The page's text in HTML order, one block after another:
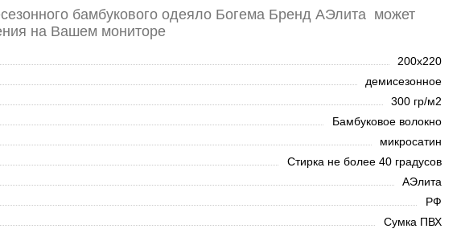
бамбукового одеяло Богема Бренд АЭлита может
на Вашем мониторе
200х220
демисезонное
300 гр/м2
Бамбуковое волокно
микросатин
Стирка не более 40 градусов
АЭлита
РФ
Сумка ПВХ